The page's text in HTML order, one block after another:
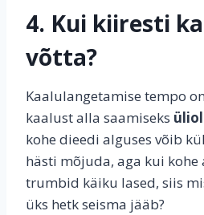
4. Kui kiiresti
võtta?
Kaalulangetamise tempo
kaalust alla saamiseks
kohe dieedi alguses võib
hästi mõjuda, aga kui kohe
trumbid käiku lased, siis
üks hetk seisma jääb?